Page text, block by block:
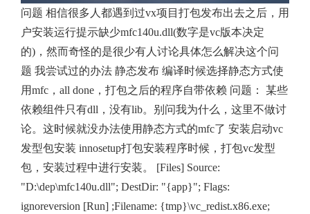
问题 相信很多人都遇到过vx项目打包发布出去之后，用
户安装运行提示缺少mfc140u.dll(数字是vc版本决定
的)，然而奇怪的是很少有人讨论具体怎么解决这个问
题 我尝试过的办法 静态发布 编译时候选择静态方式使
用mfc，all done，打包之后的程序自带依赖 问题： 某些
依赖组件只有dll，没有lib。别问我为什么，这里不做讨
论。这时候就没办法使用静态方式的mfc了 安装启动vc
发型包安装 innosetup打包安装程序时候，打包vc发型
包，安装过程中进行安装。 [Files] Source:
"D:\dep\mfc140u.dll"; DestDir: "{app}"; Flags:
ignoreversion [Run] ;Filename: {tmp}\vc_redist.x86.exe;